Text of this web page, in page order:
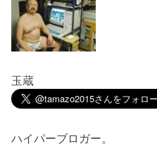
玉蔵
ハイパーブロガー。